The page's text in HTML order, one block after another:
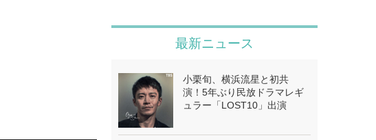
最新ニュース
小栗旬、横浜流星と初共
演！5年ぶり民放ドラマレギ
ュラー「LOST10」出演